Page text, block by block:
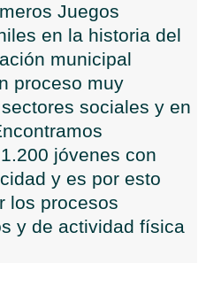
Juegos
en la historia del
municipal
proceso muy
sociales y en
jóvenes con
y es por esto
los procesos
y de actividad física